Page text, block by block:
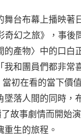
舞台布幕上播映著
奇幻之旅》，事後
的產物〉中的口白
我和團員們都非常
當初在看的當下價
墜落人間的同時，
了故事劇情而開始
生的旅程。